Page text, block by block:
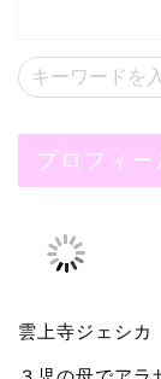
プロフィー
雲上寺ジェシカ